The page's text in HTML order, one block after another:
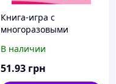
Книга-игра с
многоразовыми
рождения" (укр)
В наличии
51.93 грн